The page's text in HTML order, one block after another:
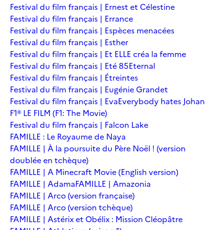
Festival du film français | Ernest et Célestine
Festival du film français | Errance
Festival du film français | Espèces menacées
Festival du film français | Esther
Festival du film français | Et ELLE créa la femme
Festival du film français | Eté 85Eternal
Festival du film français | Étreintes
Festival du film français | Eugénie Grandet
Festival du film français | EvaEverybody hates Johan
F1® LE FILM (F1: The Movie)
Festival du film français | Falcon Lake
FAMILLE : Le Royaume de Naya
FAMILLE | À la poursuite du Père Noël ! (version
doublée en tchèque)
FAMILLE | A Minecraft Movie (English version)
FAMILLE | AdamaFAMILLE | Amazonia
FAMILLE | Arco (version française)
FAMILLE | Arco (version tchèque)
FAMILLE | Astérix et Obélix : Mission Cléopâtre